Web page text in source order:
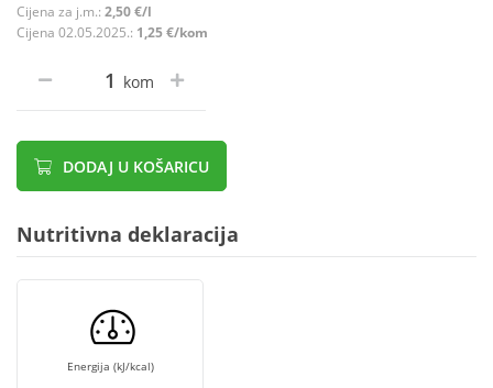
Cijena za j.m.: 2,50 €/l
Cijena 02.05.2025.: 1,25 €/kom
kom
DODAJ U KOŠARICU
Nutritivna deklaracija
Energija (kJ/kcal)